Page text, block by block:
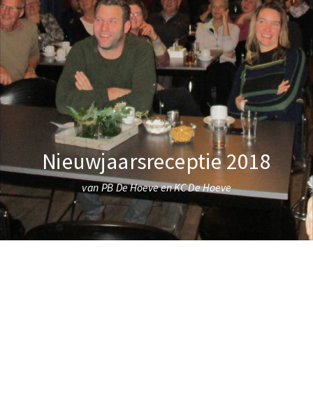
Nieuwjaarsreceptie 2018
van PB De Hoeve en KC De Hoeve